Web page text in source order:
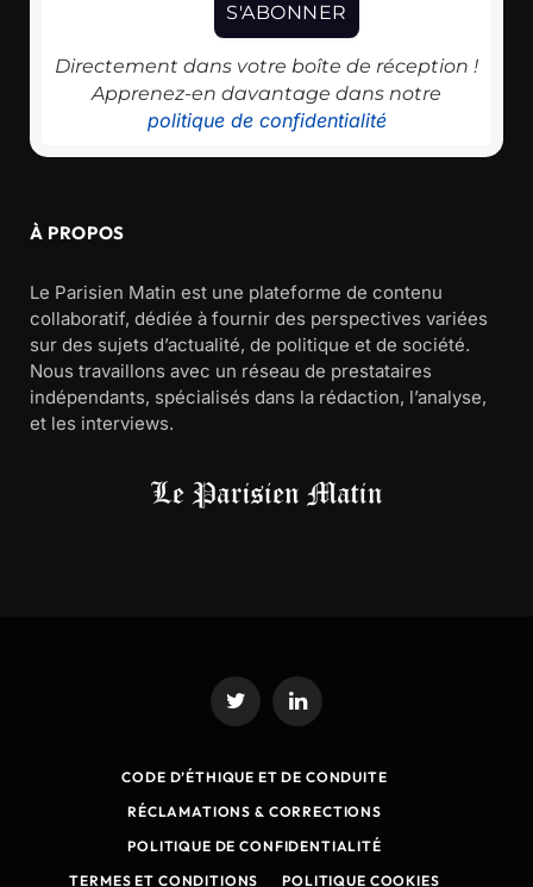
Directement dans votre boîte de réception !
Apprenez-en davantage dans notre
politique de confidentialité
À PROPOS
Le Parisien Matin est une plateforme de contenu
collaboratif, dédiée à fournir des perspectives variées
sur des sujets d’actualité, de politique et de société.
Nous travaillons avec un réseau de prestataires
indépendants, spécialisés dans la rédaction, l’analyse,
et les interviews.
Twitter LinkedIn
CODE D’ÉTHIQUE ET DE CONDUITE
RÉCLAMATIONS & CORRECTIONS
POLITIQUE DE CONFIDENTIALITÉ
TERMES ET CONDITIONS
POLITIQUE COOKIES